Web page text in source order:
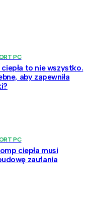
PC
to nie wszystko.
aby zapewniła
PC
ciepła musi
zaufania